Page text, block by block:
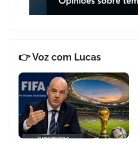
👉 Voz com Lucas